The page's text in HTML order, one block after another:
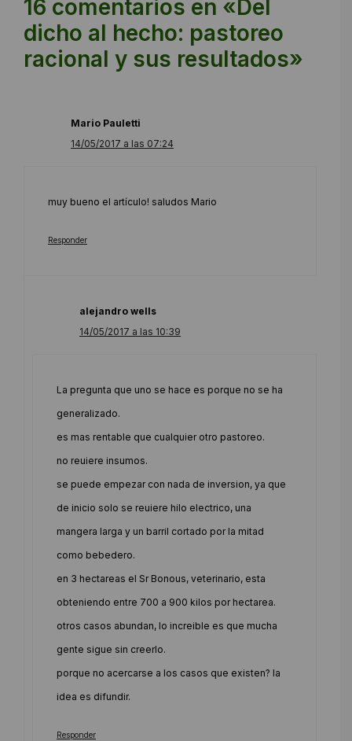
16 comentarios en «Del
dicho al hecho: pastoreo
racional y sus resultados»
Mario Pauletti
14/05/2017 a las 07:24
muy bueno el artículo! saludos Mario
Responder
alejandro wells
14/05/2017 a las 10:39
La pregunta que uno se hace es porque no se ha
generalizado.
es mas rentable que cualquier otro pastoreo.
no reuiere insumos.
se puede empezar con nada de inversion, ya que
de inicio solo se reuiere hilo electrico, una
mangera larga y un barril cortado por la mitad
como bebedero.
en 3 hectareas el Sr Bonous, veterinario, esta
obteniendo entre 700 a 900 kilos por hectarea.
otros casos abundan, lo increible es que mucha
gente sigue sin creerlo.
porque no acercarse a los casos que existen? la
idea es difundir.
Responder